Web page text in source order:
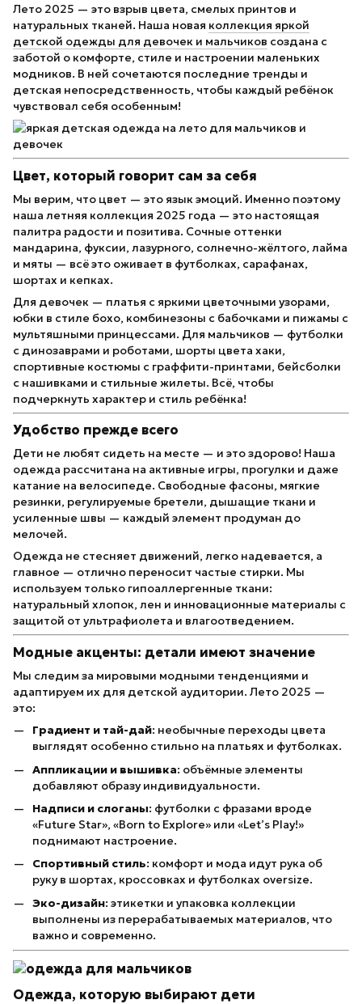
Лето 2025 — это взрыв цвета, смелых принтов и
натуральных тканей. Наша новая коллекция яркой
детской одежды для девочек и мальчиков создана с
заботой о комфорте, стиле и настроении маленьких
модников. В ней сочетаются последние тренды и
детская непосредственность, чтобы каждый ребёнок
чувствовал себя особенным!
Цвет, который говорит сам за себя
Мы верим, что цвет — это язык эмоций. Именно поэтому
наша летняя коллекция 2025 года — это настоящая
палитра радости и позитива. Сочные оттенки
мандарина, фуксии, лазурного, солнечно-жёлтого, лайма
и мяты — всё это оживает в футболках, сарафанах,
шортах и кепках.
Для девочек — платья с яркими цветочными узорами,
юбки в стиле бохо, комбинезоны с бабочками и пижамы с
мультяшными принцессами. Для мальчиков — футболки
с динозаврами и роботами, шорты цвета хаки,
спортивные костюмы с граффити-принтами, бейсболки
с нашивками и стильные жилеты. Всё, чтобы
подчеркнуть характер и стиль ребёнка!
Удобство прежде всего
Дети не любят сидеть на месте — и это здорово! Наша
одежда рассчитана на активные игры, прогулки и даже
катание на велосипеде. Свободные фасоны, мягкие
резинки, регулируемые бретели, дышащие ткани и
усиленные швы — каждый элемент продуман до
мелочей.
Одежда не стесняет движений, легко надевается, а
главное — отлично переносит частые стирки. Мы
используем только гипоаллергенные ткани:
натуральный хлопок, лен и инновационные материалы с
защитой от ультрафиолета и влагоотведением.
Модные акценты: детали имеют значение
Мы следим за мировыми модными тенденциями и
адаптируем их для детской аудитории. Лето 2025 —
это:
Градиент и тай-дай: необычные переходы цвета
выглядят особенно стильно на платьях и футболках.
Аппликации и вышивка: объёмные элементы
добавляют образу индивидуальности.
Надписи и слоганы: футболки с фразами вроде
«Future Star», «Born to Explore» или «Let’s Play!»
поднимают настроение.
Спортивный стиль: комфорт и мода идут рука об
руку в шортах, кроссовках и футболках oversize.
Эко-дизайн: этикетки и упаковка коллекции
выполнены из перерабатываемых материалов, что
важно и современно.
Одежда, которую выбирают дети